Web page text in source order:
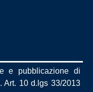
e pubblicazione di
Art. 10 d.lgs 33/2013